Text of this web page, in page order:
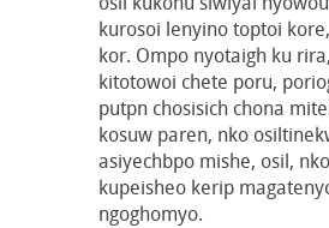
kurosoi lenyino toptoi
kor. Ompo nyotaigh ku
kitotowoi chete poru,
putpn chosisich chona
kosuw paren, nko
asiyechbpo mishe, osil,
kupeisheo kerip
ngoghomyo.